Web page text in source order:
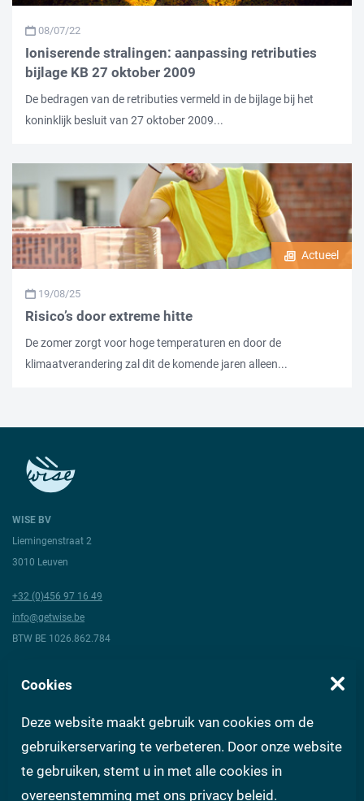
08/07/22
Ioniserende stralingen: aanpassing retributies
bijlage KB 27 oktober 2009
De bedragen van de retributies vermeld in de bijlage bij het
koninklijk besluit van 27 oktober 2009...
Actueel
19/08/25
Risico’s door extreme hitte
De zomer zorgt voor hoge temperaturen en door de
klimaatverandering zal dit de komende jaren alleen...
WISE BV
Liemingenstraat 2
3010 Leuven
+32 (0)456 97 16 49
info@getwise.be
BTW BE 1026.862.784
Over Wise Algemene voorwaarden
Contact Privacy Gebruiksvoorwaarden
Cookies
Deze website maakt gebruik van cookies om de
gebruikerservaring te verbeteren. Door onze website
te gebruiken, stemt u in met alle cookies in
overeenstemming met ons privacy beleid .